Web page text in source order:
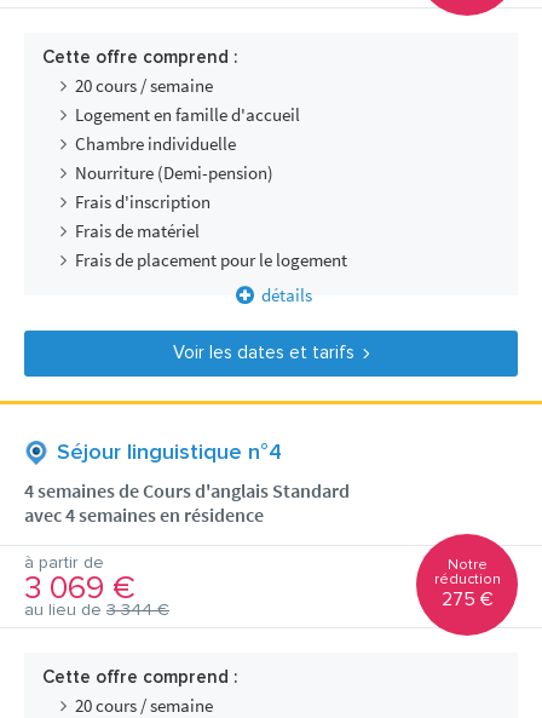
Cette offre comprend :
20 cours / semaine
Logement en famille d'accueil
Chambre individuelle
Nourriture (Demi-pension)
Frais d'inscription
Frais de matériel
Frais de placement pour le logement
détails
Voir les dates et tarifs
Séjour linguistique n°4
4 semaines de Cours d'anglais Standard
avec 4 semaines en résidence
à partir de
3 069 €
au lieu de 3 344 €
Notre
réduction
275 €
Cette offre comprend :
20 cours / semaine